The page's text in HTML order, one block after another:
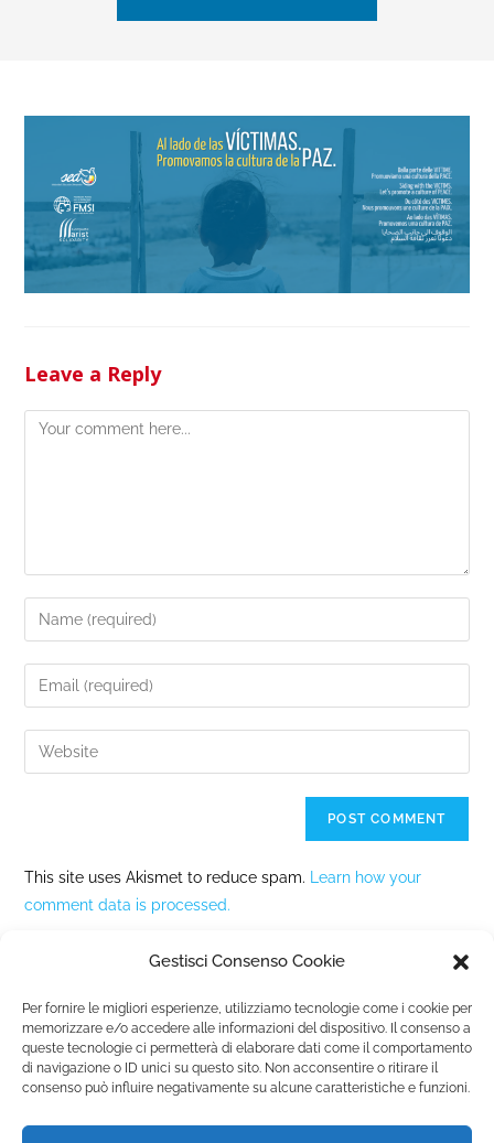
Gestisci Consenso Cookie
Per fornire le migliori esperienze, utilizziamo tecnologie come i cookie per
memorizzare e/o accedere alle informazioni del dispositivo. Il consenso a
queste tecnologie ci permetterà di elaborare dati come il comportamento
di navigazione o ID unici su questo sito. Non acconsentire o ritirare il
consenso può influire negativamente su alcune caratteristiche e funzioni.
Leave a Reply
This site uses Akismet to reduce spam. Learn how your
comment data is processed.
Fondazione Marista per la SolidarietàInternazionale ETS
P.le M. Champagnat, 2 00144 Roma, Italia